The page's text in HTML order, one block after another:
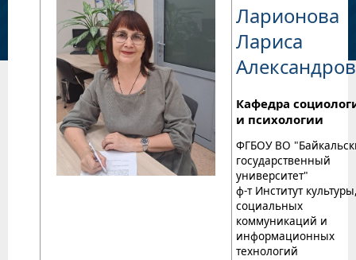
Ларионова
Лариса
Кафедра
и психологии
ФГБОУ ВО
государственный
университет"
ф-т Институт
социальных
коммуникаций и
информационных
технологий